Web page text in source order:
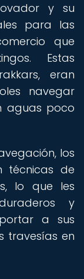
y su
para las
que
Estas
eran
navegar
aguas poco
los
técnicas de
lo que les
y
a sus
travesías en